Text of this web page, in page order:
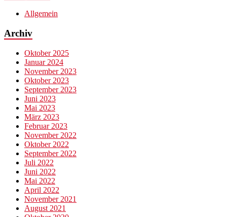
Allgemein
Archiv
Oktober 2025
Januar 2024
November 2023
Oktober 2023
September 2023
Juni 2023
Mai 2023
März 2023
Februar 2023
November 2022
Oktober 2022
September 2022
Juli 2022
Juni 2022
Mai 2022
April 2022
November 2021
August 2021